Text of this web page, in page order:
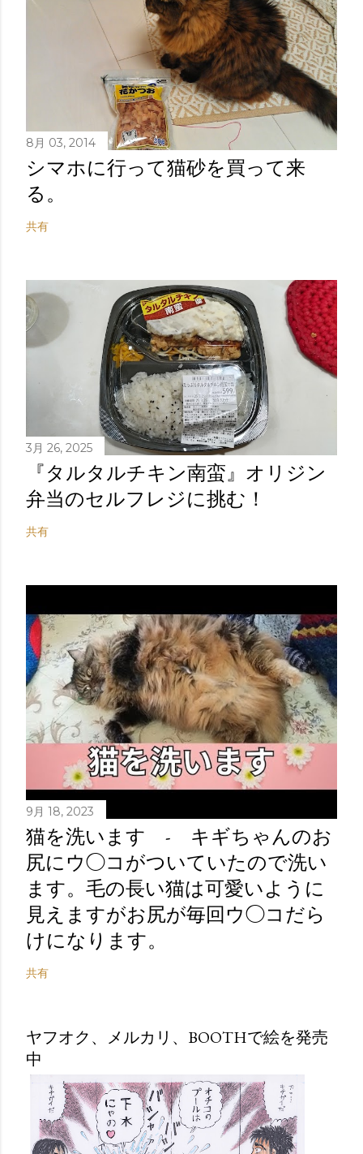
8月 03, 2014
シマホに行って猫砂を買って来
る。
共有
3月 26, 2025
『タルタルチキン南蛮』オリジン
弁当のセルフレジに挑む！
共有
9月 18, 2023
猫を洗います - キギちゃんのお
尻にウ◯コがついていたので洗い
ます。毛の長い猫は可愛いように
見えますがお尻が毎回ウ◯コだら
けになります。
共有
ヤフオク、メルカリ、BOOTHで絵を発売
中